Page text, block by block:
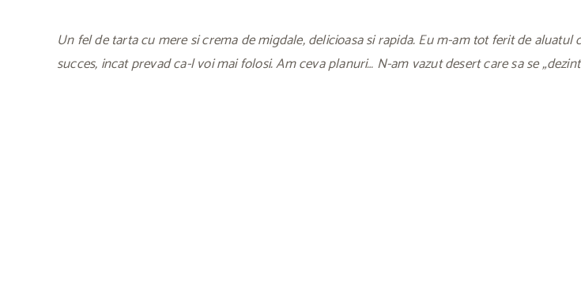
Un fel de tarta cu mere si crema de migdale, delicioasa si rapida. Eu m-am tot ferit de
succes, incat prevad ca-l voi mai folosi. Am ceva planuri… N-am vazut desert care sa se